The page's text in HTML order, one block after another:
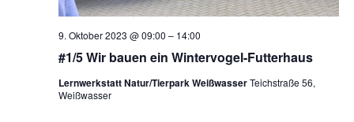
#1/5 Wir bauen ein Wintervogel-Futterhaus
9. Oktober 2023 @ 09:00 – 14:00
Lernwerkstatt Natur/Tierpark WeißwasserTeichstraße 56,
Weißwasser